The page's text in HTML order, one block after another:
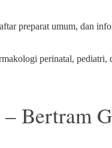
preparat umum, dan
perinatal, pediatri,
Bertram G